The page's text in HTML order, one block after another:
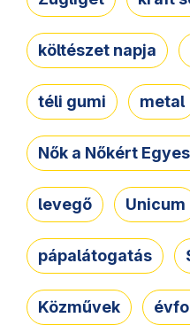
költészet napja
téli gumi metal
Nők a Nőkért
levegő Unicum
pápalátogatás
Közművek